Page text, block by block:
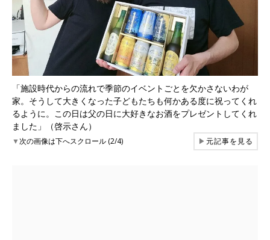
「施設時代からの流れで季節のイベントごとを欠かさないわが
家。そうして大きくなった子どもたちも何かある度に祝ってくれ
るように。この日は父の日に大好きなお酒をプレゼントしてくれ
ました」（啓示さん）
▼次の画像は下へスクロール (2/4) ▶元記事を見る